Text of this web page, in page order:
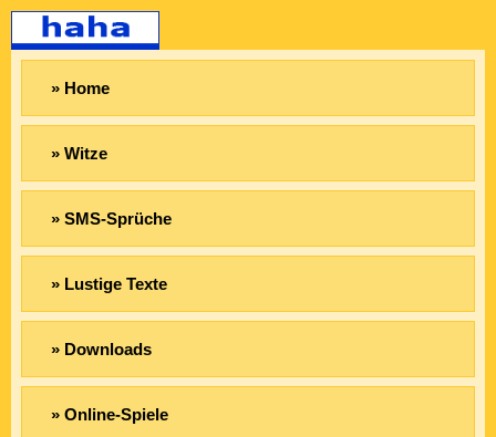
» Home
» Witze
» SMS-Sprüche
» Lustige Texte
» Downloads
» Online-Spiele